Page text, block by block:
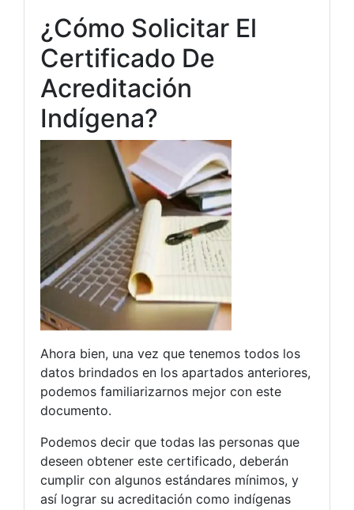
¿Cómo Solicitar El
Certificado De
Acreditación
Indígena?
Ahora bien, una vez que tenemos todos los
datos brindados en los apartados anteriores,
podemos familiarizarnos mejor con este
documento.
Podemos decir que todas las personas que
deseen obtener este certificado, deberán
cumplir con algunos estándares mínimos, y
así lograr su acreditación como indígenas